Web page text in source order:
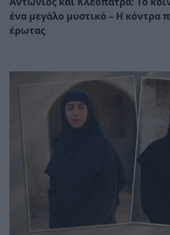
ένα μεγάλο μυστικό – Η κόντρα
έρωτας